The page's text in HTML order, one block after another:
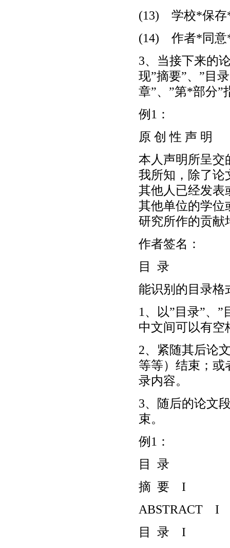
(13) 学校*保存
(14) 作者*同意
3、当接下来的
现”摘要”、”目
章”、”第*部分”
例1：
原 创 性 声 明
本人声明所呈
我所知，除了论
其他人已经发表
其他单位的学位
研究所作的贡献
作者签名：
目 录
能识别的目录格
1、以”目录”、”
中文间可以有空
2、紧随其后论
等等）结束；
录内容。
3、随后的论文
束。
例1：
目 录
摘 要 I
ABSTRACT I
目 录 I